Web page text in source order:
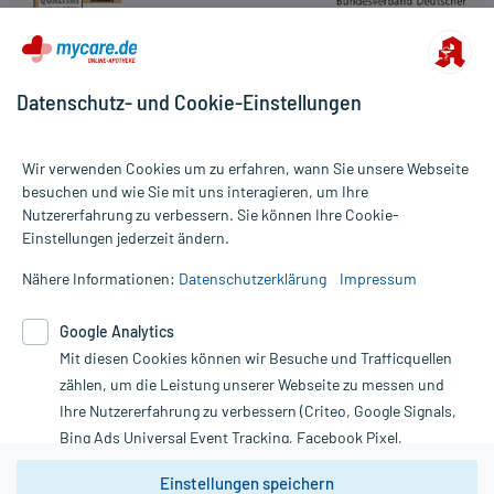
Alle Preise gelten inkl. MwSt., ggf. zzgl. Versandkosten
Informationen auf dieser Website werden ausschließlich für
die Untersuchung und Behandlung durch einen Arzt. Bitte
Therapien eingeleitet werden können. | Diese Webseite benutzt
Google Analytics. Lesen Sie bitte dazu die wichtigen Hinweise in
unserer Datenschutzerklärung. Für den Widerruf einer Bestellung
nutzen Sie das Formular:
Vertrag widerrufen
Datenschutz- und Cookie-Einstellungen
Wir verwenden Cookies um zu erfahren, wann Sie unsere Webseite
besuchen und wie Sie mit uns interagieren, um Ihre
Nutzererfahrung zu verbessern. Sie können Ihre Cookie-
Einstellungen jederzeit ändern.
Nähere Informationen: Datenschutzerklärung Impressum
Google Analytics
Mit diesen Cookies können wir Besuche und Trafficquellen
zählen, um die Leistung unserer Webseite zu messen und
Ihre Nutzererfahrung zu verbessern (Criteo, Google Signals,
Bing Ads Universal Event Tracking, Facebook Pixel,
Youtube-Social Plugin).
Einstellungen speichern